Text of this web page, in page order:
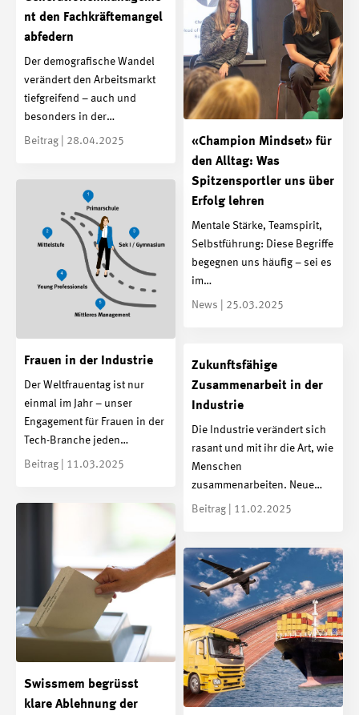
nt den Fachkräftemangel
abfedern
Der demografische Wandel
verändert den Arbeitsmarkt
tiefgreifend – auch und
besonders in der…
Beitrag | 28.04.2025
«Champion Mindset» für
den Alltag: Was
Spitzensportler uns über
Erfolg lehren
Mentale Stärke, Teamspirit,
Selbstführung: Diese Begriffe
begegnen uns häufig – sei es
im…
News | 25.03.2025
Frauen in der Industrie
Der Weltfrauentag ist nur
einmal im Jahr – unser
Engagement für Frauen in der
Tech-Branche jeden…
Beitrag | 11.03.2025
Zukunftsfähige
Zusammenarbeit in der
Industrie
Die Industrie verändert sich
rasant und mit ihr die Art, wie
Menschen
zusammenarbeiten. Neue…
Beitrag | 11.02.2025
Swissmem begrüsst
klare Ablehnung der